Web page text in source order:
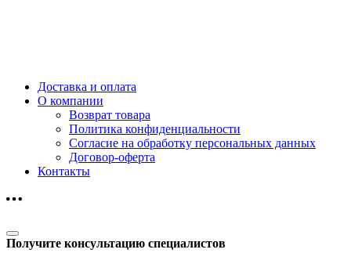
Доставка и оплата
О компании
Возврат товара
Политика конфиденциальности
Согласие на обработку персональных данных
Договор-оферта
Контакты
Получите консультацию специалистов